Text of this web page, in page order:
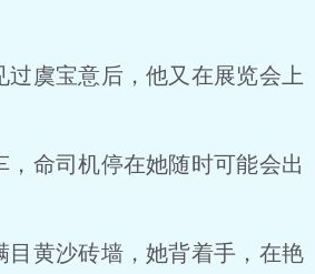
虞宝意后，他又在展览会上
命司机停在她随时可能会出
黄沙砖墙，她背着手，在艳